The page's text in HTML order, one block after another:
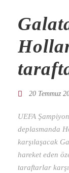
20 Temmuz
UEFA
deplasmanda
karşılaşacak
hareket eden
taraftarlar